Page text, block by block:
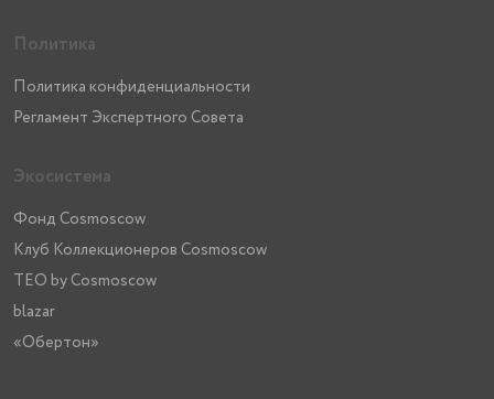
Политика
Политика конфиденциальности
Регламент Экспертного Совета
Экосистема
Фонд Cosmoscow
Клуб Коллекционеров Cosmoscow
TEO by Cosmoscow
blazar
«Обертон»